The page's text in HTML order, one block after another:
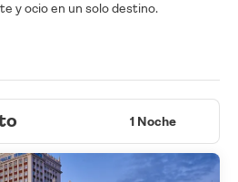
y ocio en un solo destino.
1 Noche